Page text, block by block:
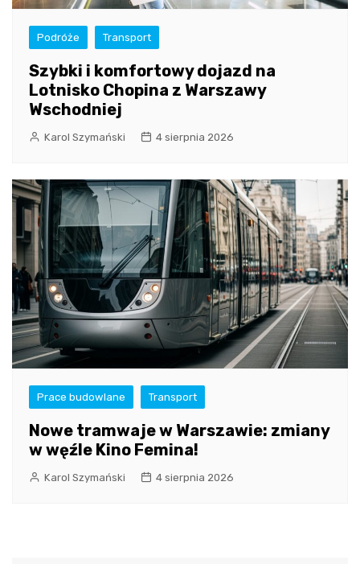
Podróże Transport
Szybki i komfortowy dojazd na
Lotnisko Chopina z Warszawy
Wschodniej
Karol Szymański 4 sierpnia 2026
Prace budowlane Transport
Nowe tramwaje w Warszawie: zmiany
w węźle Kino Femina!
Karol Szymański 4 sierpnia 2026